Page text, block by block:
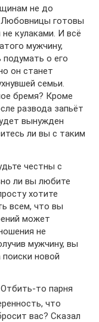
не до
Любовницы готовы
кулаками. И всё
мужчину,
подумать о его
он станет
семьи.
бремя? Кроме
развода запьёт
вынужден
ли вы с таким
честны с
ли вы любите
хотите
всем, что вы
может
не
мужчину, вы
новой
Отбить-то парня
что
вас? Сказал